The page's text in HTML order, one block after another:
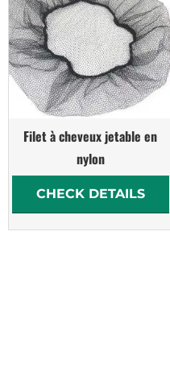
Filet à cheveux jetable en
nylon
CHECK DETAILS